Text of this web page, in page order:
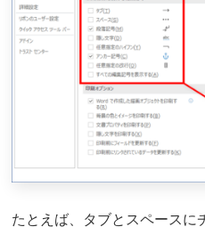
たとえば、タブとスペースに